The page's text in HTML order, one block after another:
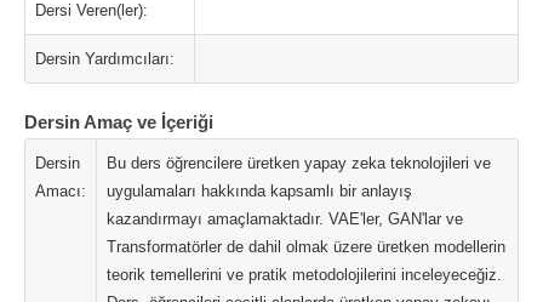
Dersi Veren(ler):
Dersin Yardımcıları:
Dersin Amaç ve İçeriği
Dersin
Amacı:
Bu ders öğrencilere üretken yapay zeka teknolojileri ve
uygulamaları hakkında kapsamlı bir anlayış
kazandırmayı amaçlamaktadır. VAE'ler, GAN'lar ve
Transformatörler de dahil olmak üzere üretken modellerin
teorik temellerini ve pratik metodolojilerini inceleyeceğiz.